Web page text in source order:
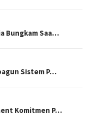
Bungkam Saa…
Sistem P…
Komitmen P…